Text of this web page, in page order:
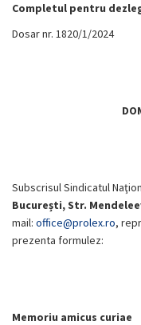
Completul pentru
Dosar nr. 1820/1/2024
Subscrisul Sindicatul
București, Str.
mail: office@prolex.ro,
prezenta formulez:
Memoriu amicus curiae